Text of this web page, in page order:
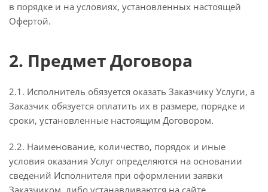
в порядке и на условиях, установленных настоящей
Офертой.
2. Предмет Договора
2.1. Исполнитель обязуется оказать Заказчику Услуги, а
Заказчик обязуется оплатить их в размере, порядке и
сроки, установленные настоящим Договором.
2.2. Наименование, количество, порядок и иные
условия оказания Услуг определяются на основании
сведений Исполнителя при оформлении заявки
Заказчиком, либо устанавливаются на сайте